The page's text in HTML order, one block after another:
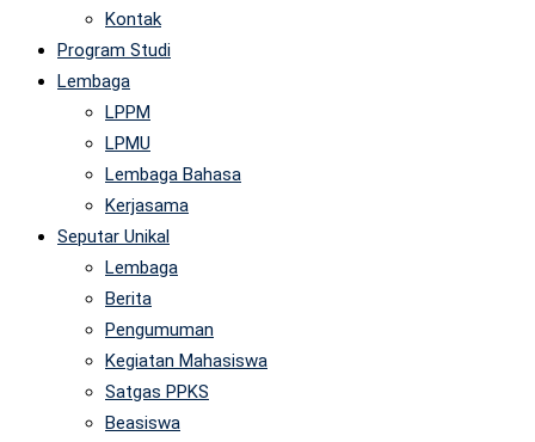
Kontak
Program Studi
Lembaga
LPPM
LPMU
Lembaga Bahasa
Kerjasama
Seputar Unikal
Lembaga
Berita
Pengumuman
Kegiatan Mahasiswa
Satgas PPKS
Beasiswa